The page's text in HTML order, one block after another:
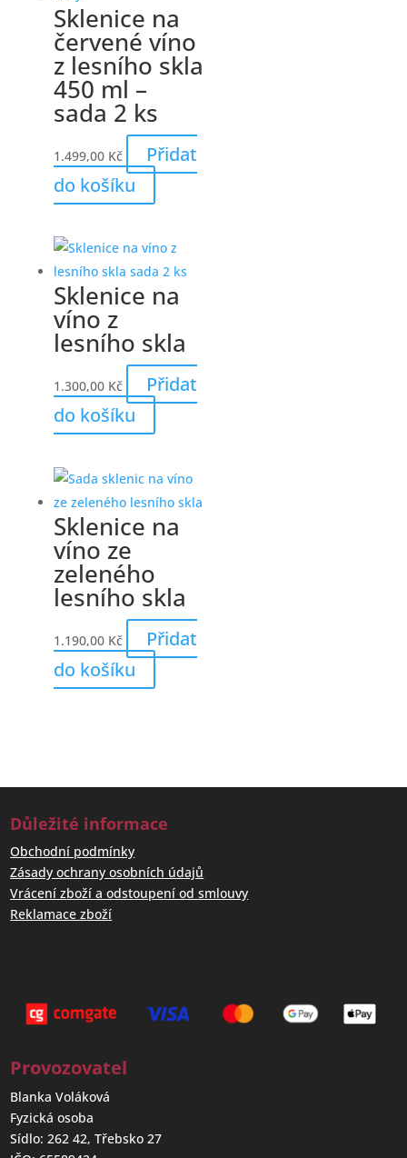
Sklenice na
červené víno
z lesního skla
450 ml –
sada 2 ks
1.499,00 Kč
Přidat
do košíku
Sklenice na
víno z
lesního skla
1.300,00 Kč
Přidat
do košíku
Sklenice na
víno ze
zeleného
lesního skla
1.190,00 Kč
Přidat
do košíku
Důležité informace
Obchodní podmínky
Zásady ochrany osobních údajů
Vrácení zboží a odstoupení od smlouvy
Reklamace zboží
Provozovatel
Blanka Voláková
Fyzická osoba
Sídlo: 262 42, Třebsko 27